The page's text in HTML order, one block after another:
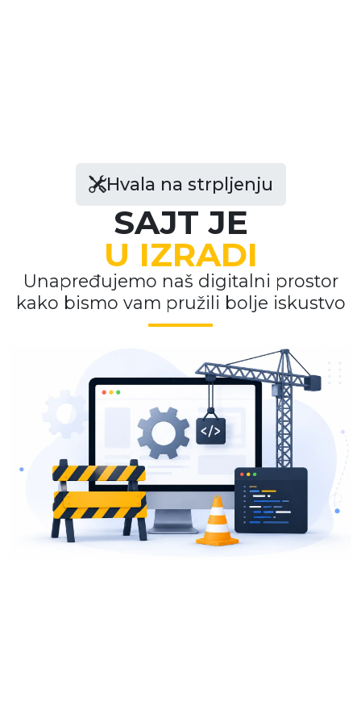
Hvala na strpljenju
SAJT JE
U IZRADI
Unapređujemo naš digitalni prostor
kako bismo vam pružili bolje iskustvo